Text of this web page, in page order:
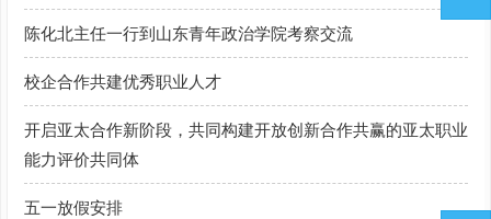
陈化北主任一行到山东青年政治学院考察交流
校企合作共建优秀职业人才
开启亚太合作新阶段，共同构建开放创新合作共赢的亚太职业
能力评价共同体
五一放假安排